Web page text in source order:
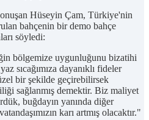
Hüseyin Çam, Türkiye'nin
bahçenin bir demo bahçe
söyledi:
bölgemize uygunluğunu bizatihi
sıcağımıza dayanıklı fideler
bir şekilde geçirebilirsek
sağlanmış demektir. Biz maliyet
buğdayın yanında diğer
karı artmış olacaktır."